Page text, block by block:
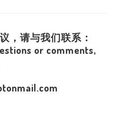
，请与我们联系：
or comments,